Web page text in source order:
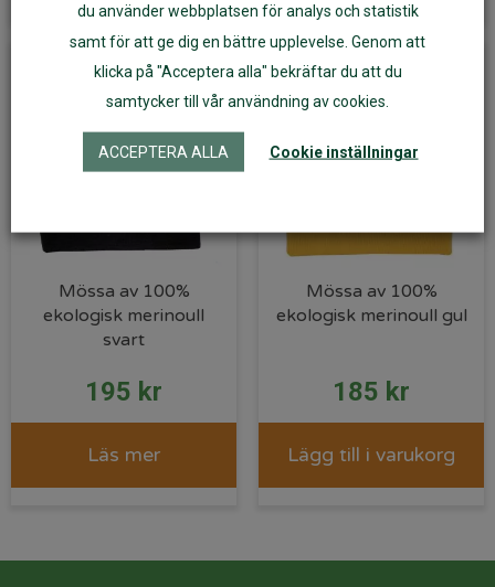
Mössa av 100%
ekologisk merinoull
svart
195 kr
Läs mer
Mössa av 100%
ekologisk merinoull gul
185 kr
Lägg till i varukorg
du använder webbplatsen för analys och statistik
samt för att ge dig en bättre upplevelse. Genom att
klicka på "Acceptera alla" bekräftar du att du
samtycker till vår användning av cookies.
ACCEPTERA ALLA Cookie inställningar